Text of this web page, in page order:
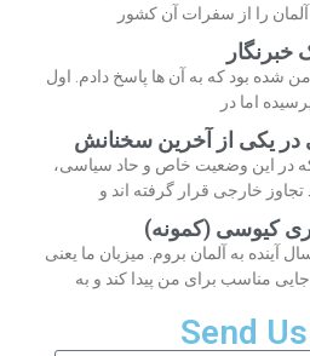
را از سفرات آن کشور
شده بود که به آن ها پاسخ دادم. اول
اما در
در یکی از آخرین سخنانش
که در این وضعیت خاص و حاد سیاسی،
خارجی قرار گرفته اند و
کیوسی (کمونه)
آینده به آلمان بروم. میزبان ما یعنی
مناسب برای من پیدا کند و به
Send